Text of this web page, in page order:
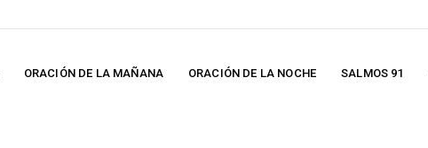
ORACIÓN DE LA MAÑANA ORACIÓN DE LA NOCHE SALMOS 91